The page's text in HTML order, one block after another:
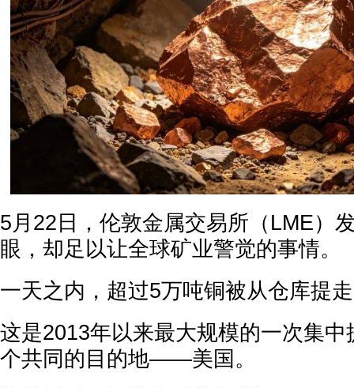
5月22日，伦敦金属交易所（LME）
眼，却足以让全球矿业警觉的事情。
一天之内，超过5万吨铜被从仓库提
这是2013年以来最大规模的一次集
个共同的目的地——美国。